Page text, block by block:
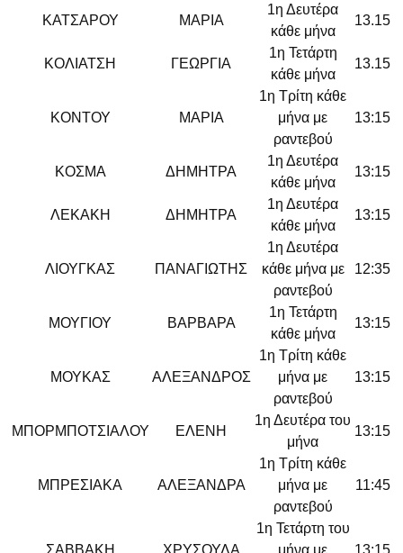
ΚΑΤΣΑΡΟΥ ΜΑΡΙΑ
1η Δευτέρα
κάθε μήνα
13.15
ΚΟΛΙΑΤΣΗ ΓΕΩΡΓΙΑ
1η Τετάρτη
κάθε μήνα
13.15
ΚΟΝΤΟΥ ΜΑΡΙΑ
1η Τρίτη κάθε
μήνα με
ραντεβού
13:15
ΚΟΣΜΑ ΔΗΜΗΤΡΑ
1η Δευτέρα
κάθε μήνα
13:15
ΛΕΚΑΚΗ ΔΗΜΗΤΡΑ
1η Δευτέρα
κάθε μήνα
13:15
ΛΙΟΥΓΚΑΣ ΠΑΝΑΓΙΩΤΗΣ
1η Δευτέρα
κάθε μήνα με
ραντεβού
12:35
ΜΟΥΓΙΟΥ ΒΑΡΒΑΡΑ
1η Τετάρτη
κάθε μήνα
13:15
ΜΟΥΚΑΣ ΑΛΕΞΑΝΔΡΟΣ
1η Τρίτη κάθε
μήνα με
ραντεβού
13:15
ΜΠΟΡΜΠΟΤΣΙΑΛΟΥ ΕΛΕΝΗ
1η Δευτέρα του
μήνα
13:15
ΜΠΡΕΣΙΑΚΑ ΑΛΕΞΑΝΔΡΑ
1η Τρίτη κάθε
μήνα με
ραντεβού
11:45
ΣΑΒΒΑΚΗ ΧΡΥΣΟΥΛΑ
1η Τετάρτη του
μήνα με
13:15